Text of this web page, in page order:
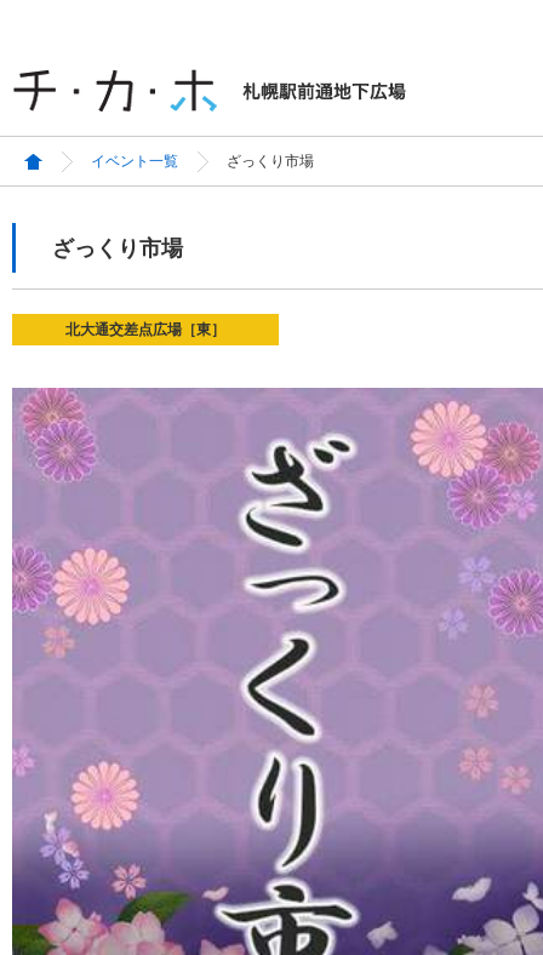
イベント一覧 ざっくり市場
ざっくり市場
北大通交差点広場［東］